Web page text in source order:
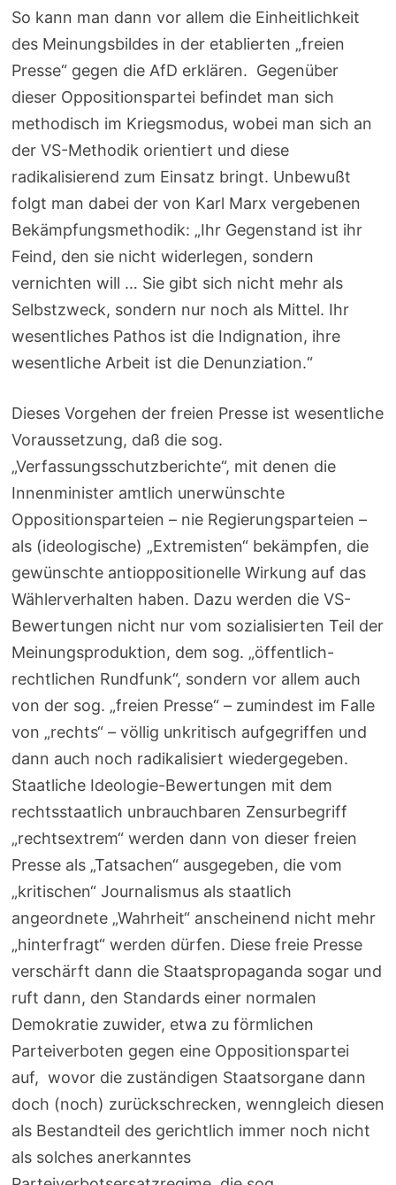
So kann man dann vor allem die Einheitlichkeit
des Meinungsbildes in der etablierten „freien
Presse“ gegen die AfD erklären. Gegenüber
dieser Oppositionspartei befindet man sich
methodisch im Kriegsmodus, wobei man sich an
der VS-Methodik orientiert und diese
radikalisierend zum Einsatz bringt. Unbewußt
folgt man dabei der von Karl Marx vergebenen
Bekämpfungsmethodik: „Ihr Gegenstand ist ihr
Feind, den sie nicht widerlegen, sondern
vernichten will … Sie gibt sich nicht mehr als
Selbstzweck, sondern nur noch als Mittel. Ihr
wesentliches Pathos ist die Indignation, ihre
wesentliche Arbeit ist die Denunziation.“
Dieses Vorgehen der freien Presse ist wesentliche
Voraussetzung, daß die sog.
„Verfassungsschutzberichte“, mit denen die
Innenminister amtlich unerwünschte
Oppositionsparteien – nie Regierungsparteien –
als (ideologische) „Extremisten“ bekämpfen, die
gewünschte antioppositionelle Wirkung auf das
Wählerverhalten haben. Dazu werden die VS-
Bewertungen nicht nur vom sozialisierten Teil der
Meinungsproduktion, dem sog. „öffentlich-
rechtlichen Rundfunk“, sondern vor allem auch
von der sog. „freien Presse“ – zumindest im Falle
von „rechts“ – völlig unkritisch aufgegriffen und
dann auch noch radikalisiert wiedergegeben.
Staatliche Ideologie-Bewertungen mit dem
rechtsstaatlich unbrauchbaren Zensurbegriff
„rechtsextrem“ werden dann von dieser freien
Presse als „Tatsachen“ ausgegeben, die vom
„kritischen“ Journalismus als staatlich
angeordnete „Wahrheit“ anscheinend nicht mehr
„hinterfragt“ werden dürfen. Diese freie Presse
verschärft dann die Staatspropaganda sogar und
ruft dann, den Standards einer normalen
Demokratie zuwider, etwa zu förmlichen
Parteiverboten gegen eine Oppositionspartei
auf, wovor die zuständigen Staatsorgane dann
doch (noch) zurückschrecken, wenngleich diesen
als Bestandteil des gerichtlich immer noch nicht
als solches anerkanntes